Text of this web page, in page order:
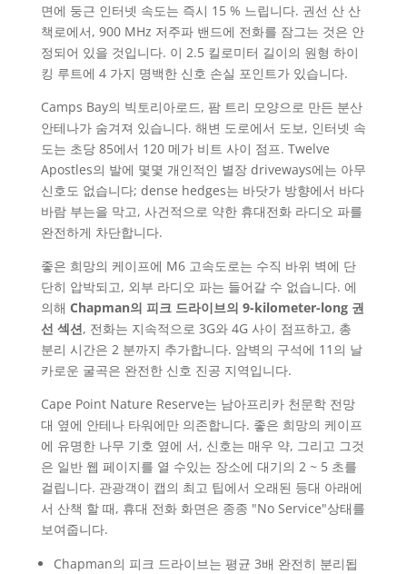
면에 둥근 인터넷 속도는 즉시 15 % 느립니다. 권선 산 산
책로에서, 900 MHz 저주파 밴드에 전화를 잠그는 것은 안
정되어 있을 것입니다. 이 2.5 킬로미터 길이의 원형 하이
킹 루트에 4 가지 명백한 신호 손실 포인트가 있습니다.
Camps Bay의 빅토리아로드, 팜 트리 모양으로 만든 분산
안테나가 숨겨져 있습니다. 해변 도로에서 도보, 인터넷 속
도는 초당 85에서 120 메가 비트 사이 점프. Twelve
Apostles의 발에 몇몇 개인적인 별장 driveways에는 아무
신호도 없습니다; dense hedges는 바닷가 방향에서 바다
바람 부는을 막고, 사건적으로 약한 휴대전화 라디오 파를
완전하게 차단합니다.
좋은 희망의 케이프에 M6 고속도로는 수직 바위 벽에 단
단히 압박되고, 외부 라디오 파는 들어갈 수 없습니다. 에
의해 Chapman의 피크 드라이브의 9-kilometer-long 권
선 섹션, 전화는 지속적으로 3G와 4G 사이 점프하고, 총
분리 시간은 2 분까지 추가합니다. 암벽의 구석에 11의 날
카로운 굴곡은 완전한 신호 진공 지역입니다.
Cape Point Nature Reserve는 남아프리카 천문학 전망
대 옆에 안테나 타워에만 의존합니다. 좋은 희망의 케이프
에 유명한 나무 기호 옆에 서, 신호는 매우 약, 그리고 그것
은 일반 웹 페이지를 열 수있는 장소에 대기의 2 ~ 5 초를
걸립니다. 관광객이 캡의 최고 팁에서 오래된 등대 아래에
서 산책 할 때, 휴대 전화 화면은 종종 "No Service"상태를
보여줍니다.
Chapman의 피크 드라이브는 평균 3배 완전히 분리됩